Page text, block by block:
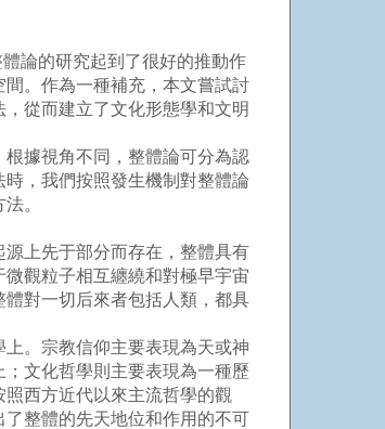
論的研究起到了很好的推動作
。作為一種補充，本文嘗試討
從而建立了文化形態學和文明
據視角不同，整體論可分為認
，我們按照發生機制對整體論
。
上先于部分而存在，整體具有
觀粒子相互纏繞和對極早宇宙
對一切后來者包括人類，都具
。宗教信仰主要表現為天或神
文化哲學則主要表現為一種歷
西方近代以來主流哲學的觀
整體的先天地位和作用的不可